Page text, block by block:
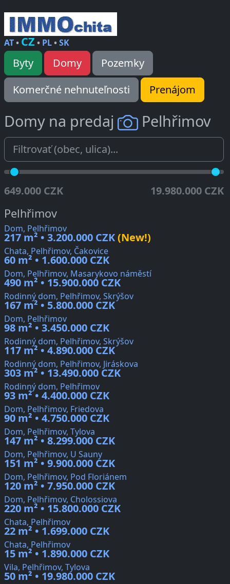
AT• CZ • PL•SK
Byty Domy
Pozemky
Komerčné nehnuteľnosti
Prenájom
Domy na predaj Pelhřimov
649.000 CZK 19.980.000 CZK
Pelhřimov
Dom, Pelhřimov
217 m² • 3.200.000 CZK(New!)
Chata, Pelhřimov, Čakovice
60 m² • 1.600.000 CZK
Dom, Pelhřimov, Masarykovo náměstí
490 m² • 15.900.000 CZK
Rodinný dom, Pelhřimov, Skrýšov
167 m² • 5.800.000 CZK
Dom, Pelhřimov
98 m² • 3.450.000 CZK
Rodinný dom, Pelhřimov, Skrýšov
117 m² • 4.890.000 CZK
Rodinný dom, Pelhřimov, Jiráskova
303 m² • 13.490.000 CZK
Rodinný dom, Pelhřimov
93 m² • 4.400.000 CZK
Dom, Pelhřimov, Friedova
90 m² • 4.750.000 CZK
Dom, Pelhřimov, Tylova
147 m² • 8.299.000 CZK
Dom, Pelhřimov, U Sauny
151 m² • 9.900.000 CZK
Dom, Pelhřimov, Pod Floriánem
120 m² • 7.950.000 CZK
Dom, Pelhřimov, Cholossiova
220 m² • 15.800.000 CZK
Chata, Pelhřimov
22 m² • 1.699.000 CZK
Chata, Pelhřimov
15 m² • 1.890.000 CZK
Vila, Pelhřimov, Tylova
50 m² • 19.980.000 CZK